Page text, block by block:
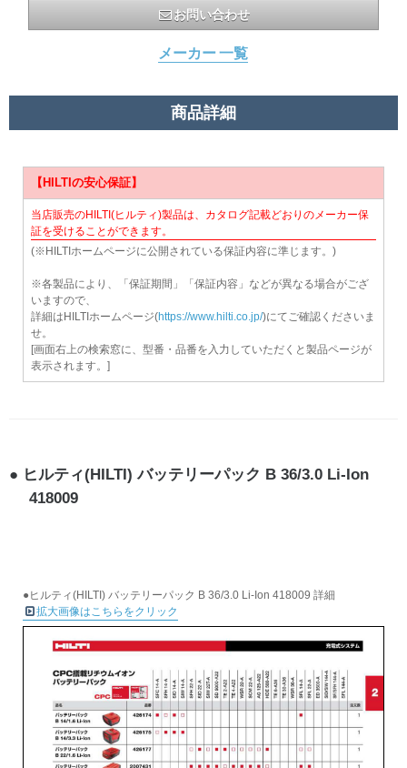
お問い合わせ
メーカー 一覧
商品詳細
【HILTIの安心保証】
当店販売のHILTI(ヒルティ)製品は、カタログ記載どおりのメーカー保
証を受けることができます。
(※HILTIホームページに公開されている保証内容に準じます。)
※各製品により、「保証期間」「保証内容」などが異なる場合がござ
いますので、
詳細はHILTIホームページ(https://www.hilti.co.jp/)にてご確認くださいま
せ。
[画面右上の検索窓に、型番・品番を入力していただくと製品ページが
表示されます。]
ヒルティ(HILTI) バッテリーパック B 36/3.0 Li-Ion
418009
●ヒルティ(HILTI) バッテリーパック B 36/3.0 Li-Ion 418009 詳細
拡大画像はこちらをクリック